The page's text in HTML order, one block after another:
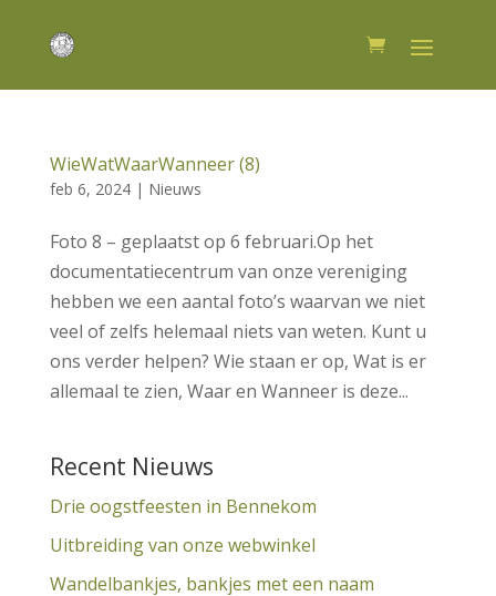
WieWatWaarWanneer (8)
feb 6, 2024| Nieuws
Foto 8 – geplaatst op 6 februari.Op het
documentatiecentrum van onze vereniging
hebben we een aantal foto’s waarvan we niet
veel of zelfs helemaal niets van weten. Kunt u
ons verder helpen? Wie staan er op, Wat is er
allemaal te zien, Waar en Wanneer is deze...
Recent Nieuws
Drie oogstfeesten in Bennekom
Uitbreiding van onze webwinkel
Wandelbankjes, bankjes met een naam